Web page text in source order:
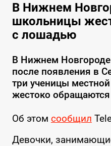
В Нижнем
школьницы
с лошадью
В Нижнем Новгороде
после появления в
три ученицы
жестоко
Об этом сообщил
Девочки,